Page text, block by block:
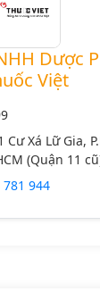
Dược
Việt
Cư Xá Lữ Gia,
(Quận 11
781 944